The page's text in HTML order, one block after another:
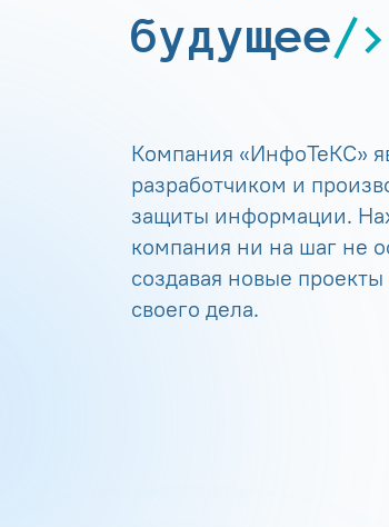
будущее
Компания «ИнфоТеКС»
разработчиком и
защиты информации.
компания ни на шаг не
создавая новые
своего дела.